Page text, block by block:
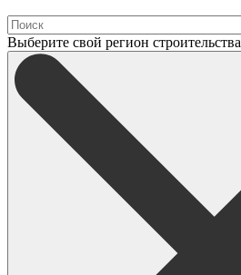
Выберите свой регион строительства